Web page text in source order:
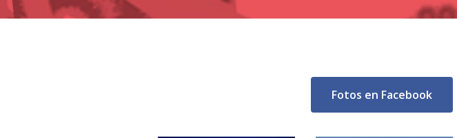
Fotos en Facebook